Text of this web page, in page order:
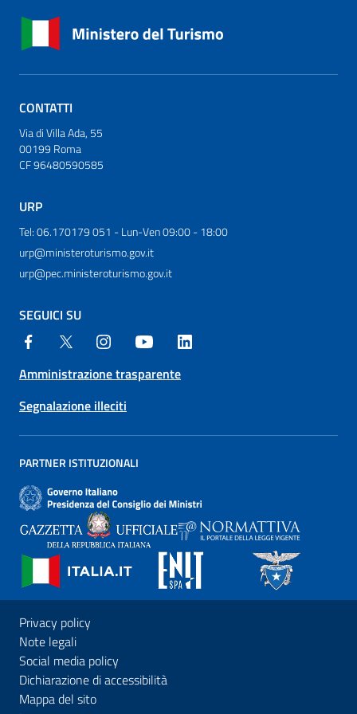
CONTATTI
Via di Villa Ada, 55
00199 Roma
CF 96480590585
URP
Tel: 06.170179 051 - Lun-Ven 09:00 - 18:00
urp@ministeroturismo.gov.it
urp@pec.ministeroturismo.gov.it
SEGUICI SU
Amministrazione trasparente
Segnalazione illeciti
PARTNER ISTITUZIONALI
Privacy policy
Note legali
Social media policy
Dichiarazione di accessibilità
Mappa del sito